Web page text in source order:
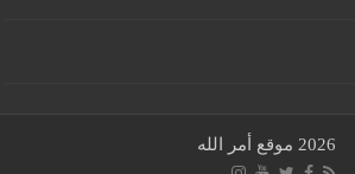
2026 موقع أمر الله